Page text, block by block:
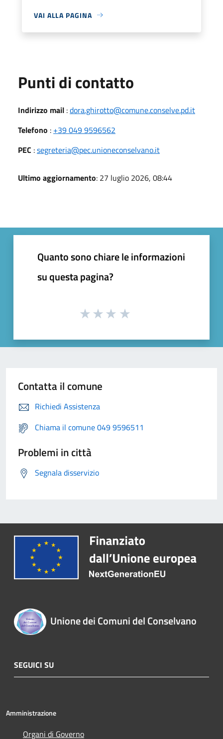
VAI ALLA PAGINA
Punti di contatto
Indirizzo mail :dora.ghirotto@comune.conselve.pd.it
Telefono : +39 049 9596562
PEC :segreteria@pec.unioneconselvano.it
Ultimo aggiornamento: 27 luglio 2026, 08:44
Quanto sono chiare le informazioni
su questa pagina?
Contatta il comune
Richiedi Assistenza
Chiama il comune 049 9596511
Problemi in città
Segnala disservizio
Unione dei Comuni del Conselvano
SEGUICI SU
Amministrazione
Organi di Governo